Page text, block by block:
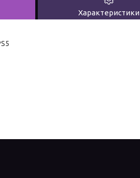
Характеристики